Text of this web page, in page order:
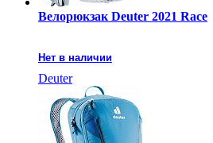
Велорюкзак Deuter 2021 Race
Нет в наличии
Deuter